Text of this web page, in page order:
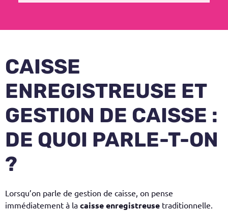
CAISSE
ENREGISTREUSE ET
GESTION DE CAISSE :
DE QUOI PARLE-T-ON
?
Lorsqu’on parle de gestion de caisse, on pense
immédiatement à la caisse enregistreuse traditionnelle.